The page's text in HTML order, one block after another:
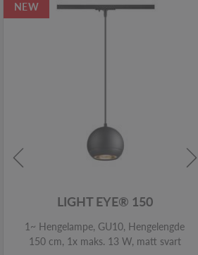
NEW
LIGHT EYE® 150
1~ Hengelampe, GU10, Hengelengde
150 cm, 1x maks. 13 W, matt svart